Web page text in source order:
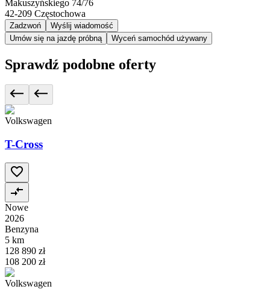
Makuszyńskiego 74/76
42-209 Częstochowa
Zadzwoń
Wyślij wiadomość
Umów się na jazdę próbną
Wyceń samochód używany
Sprawdź podobne oferty
Volkswagen
T-Cross
Nowe
2026
Benzyna
5 km
128 890 zł
108 200 zł
Volkswagen